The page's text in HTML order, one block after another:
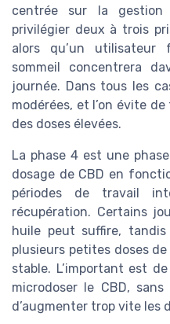
centrée sur la
privilégier deux à trois
alors qu’un
sommeil concentrera
journée. Dans tous les
modérées, et l’on évite
des doses élevées.
La phase 4 est une
dosage de CBD en
périodes de travail
récupération. Certains
huile peut suffire, tandis
plusieurs petites doses
stable. L’important est
microdoser le CBD,
d’augmenter trop vite les